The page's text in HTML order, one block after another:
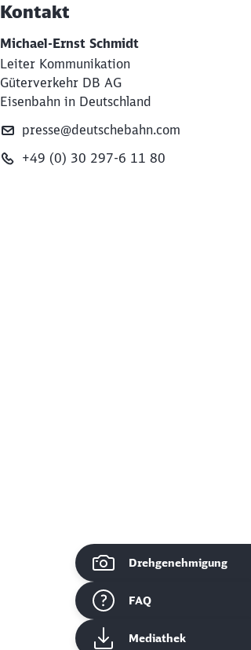
Drehgenehmigung
FAQ
Mediathek
Weiterführende
Kontakt
Michael-Ernst Schmidt
Leiter Kommunikation
Güterverkehr DB AG
Eisenbahn in Deutschland
presse@deutschebahn.com
+49 (0) 30 297-6 11 80